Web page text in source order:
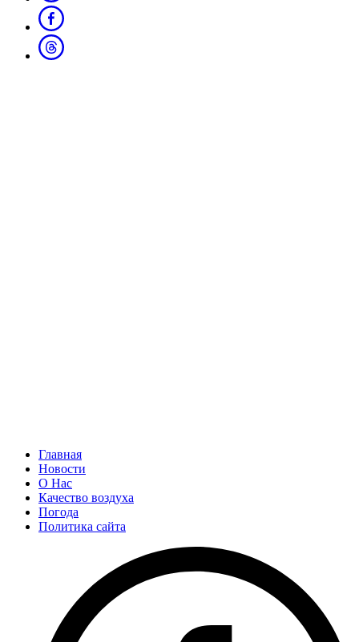
Главная
Новости
О Нас
Качество воздуха
Погода
Политика сайта